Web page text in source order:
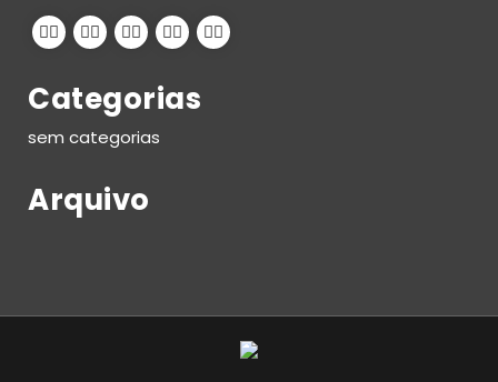
Categorias
sem categorias
Arquivo